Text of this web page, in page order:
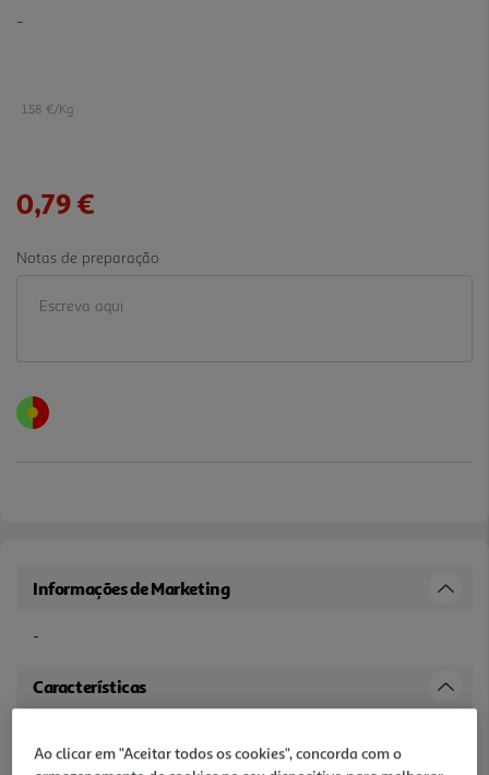
-
1.58 €/Kg
0,79 €
Notas de preparação
Informações de Marketing
-
Características
0.5 KG
Ao clicar em "Aceitar todos os cookies", concorda com o